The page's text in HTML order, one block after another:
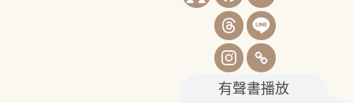
有聲書播放